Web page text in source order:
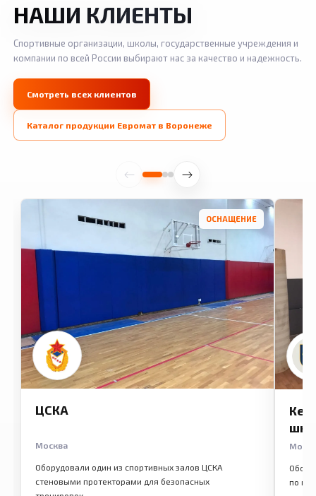
НАШИ КЛИЕНТЫ
Спортивные организации, школы, государственные учреждения и
компании по всей России выбирают нас за качество и надежность.
Смотреть всех клиентов
Каталог продукции Евромат в Воронеже
ОСНАЩЕНИЕ
ЦСКА
Москва
Оборудовали один из спортивных залов ЦСКА
стеновыми протекторами для безопасных
по